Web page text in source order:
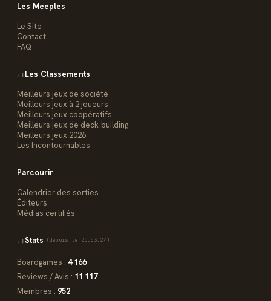
Les Meeples
Le Site
Contact
FAQ
Les Classements
Meilleurs jeux de société
Meilleurs jeux à 2 joueurs
Meilleurs jeux coopératifs
Meilleurs jeux de deck-building
Meilleurs jeux 2026
Les Incontournables
Parcourir
Calendrier des sorties
Éditeurs
Médias certifiés
Stats (depuis le 25.03.24)
Boardgames : 4 166
Reviews / Avis : 11 117
Membres : 952